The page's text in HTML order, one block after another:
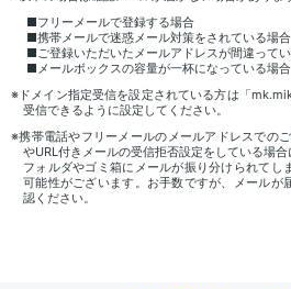
■フリーメールで登録する場合
■携帯メールで迷惑メール対策をされている場合
■ご登録いただいたメールアドレスが間違って
■メールボックスの容量が一杯になっている場合
※ドメイン指定受信を設定されている方は「
受信できるように設定してください。
※携帯電話やフリーメールのメールアドレスでの
やURL付きメールの受信拒否設定をしている場
フォルダやゴミ箱にメールが振り分けられてし
可能性がございます。お手数ですが、メールが
認ください。